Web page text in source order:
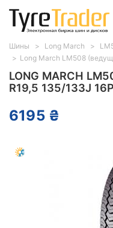
LONG MARCH
R19,5 135/133J
6195 ₴
Шины Long March
Long March LM508